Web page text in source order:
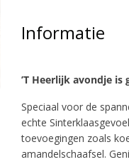
Informatie
’T Heerlijk avondje is
Speciaal voor de
echte
toevoegingen zoals
amandelschaafsel.